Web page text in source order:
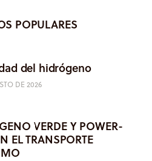
POPULARES
del hidrógeno
DE 2026
VERDE Y POWER-
EL TRANSPORTE